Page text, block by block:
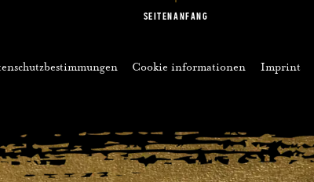
SEITENANFANG
Cookie informationen Imprint